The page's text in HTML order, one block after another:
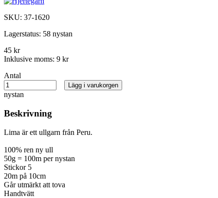
SKU: 37-1620
Lagerstatus: 58 nystan
45 kr
Inklusive moms: 9 kr
Antal
nystan
Lägg i varukorgen
Beskrivning
Lima är ett ullgarn från Peru.
100% ren ny ull
50g = 100m per nystan
Stickor 5
20m på 10cm
Går utmärkt att tova
Handtvätt